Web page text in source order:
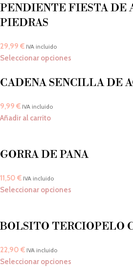
PENDIENTE FIESTA DE
PIEDRAS
29,99 € IVA incluido
Seleccionar opciones
CADENA SENCILLA DE
9,99 € IVA incluido
Añadir al carrito
GORRA DE PANA
11,50 € IVA incluido
Seleccionar opciones
BOLSITO TERCIOPELO
22,90 € IVA incluido
Seleccionar opciones